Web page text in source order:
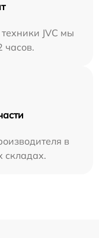
JVC мы
часов.
в
складах.